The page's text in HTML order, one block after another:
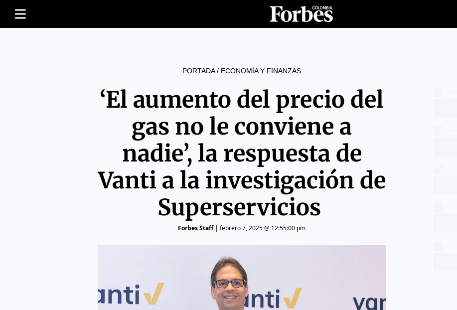
PORTADA/ ECONOMÍA Y FINANZAS
‘El aumento del precio del
gas no le conviene a
nadie’, la respuesta de
Vanti a la investigación de
Superservicios
Forbes Staff| febrero 7, 2025 @ 12:55:00 pm